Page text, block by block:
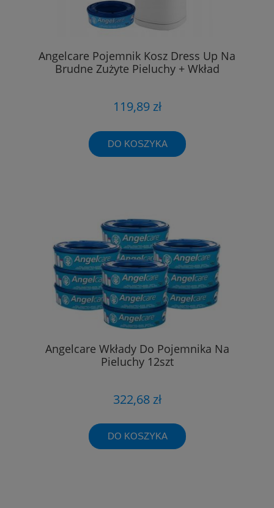
Angelcare Pojemnik Kosz Dress Up Na
Brudne Zużyte Pieluchy + Wkład
119,89 zł
DO KOSZYKA
Angelcare Wkłady Do Pojemnika Na
Pieluchy 12szt
322,68 zł
DO KOSZYKA